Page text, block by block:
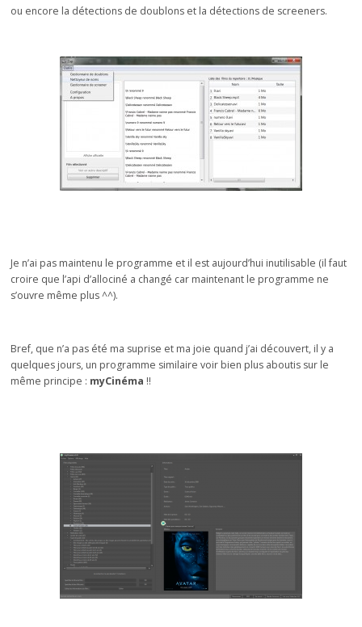
ou encore la détections de doublons et la détections de screeners.
Je n’ai pas maintenu le programme et il est aujourd’hui inutilisable (il faut
croire que l’api d’allociné a changé car maintenant le programme ne
s’ouvre même plus ^^).
Bref, que n’a pas été ma suprise et ma joie quand j’ai découvert, il y a
quelques jours, un programme similaire voir bien plus aboutis sur le
même principe : myCinéma !!